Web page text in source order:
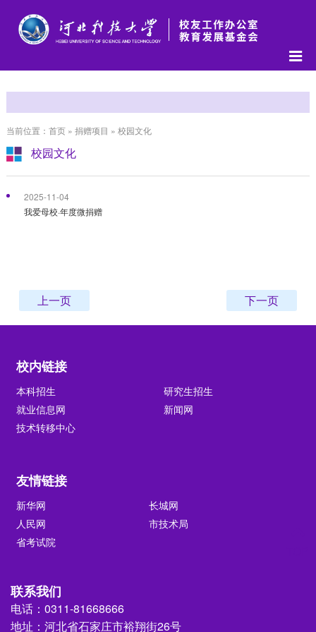
当前位置：首页 » 捐赠项目 » 校园文化
校园文化
2025-11-04
我爱母校·年度微捐赠
上一页 下一页
校内链接
本科招生
研究生招生
就业信息网
新闻网
技术转移中心
友情链接
新华网
长城网
人民网
市技术局
省考试院
联系我们
电话：0311-81668666
地址：河北省石家庄市裕翔街26号